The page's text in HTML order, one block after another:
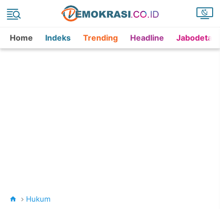
Home Indeks Trending Headline
Hukum